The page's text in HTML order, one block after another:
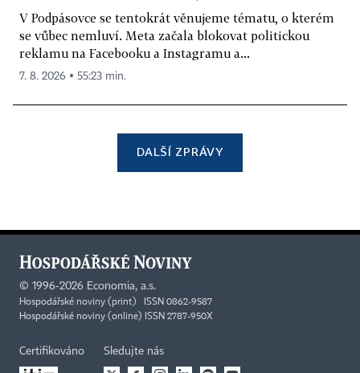
V Podpásovce se tentokrát věnujeme tématu, o kterém
se vůbec nemluví. Meta začala blokovat politickou
reklamu na Facebooku a Instagramu a...
7. 8. 2026 ▪ 55:23 min.
DALŠÍ ZPRÁVY
© 1996-2026 Economia, a.s.
Hospodářské noviny (print) ISSN 0862-9587
Hospodářské noviny (online) ISSN 2787-950X
Certifikováno Sledujte nás